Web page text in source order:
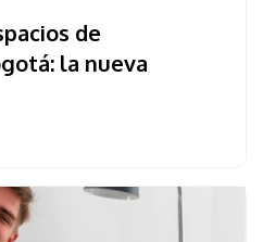
de
la nueva